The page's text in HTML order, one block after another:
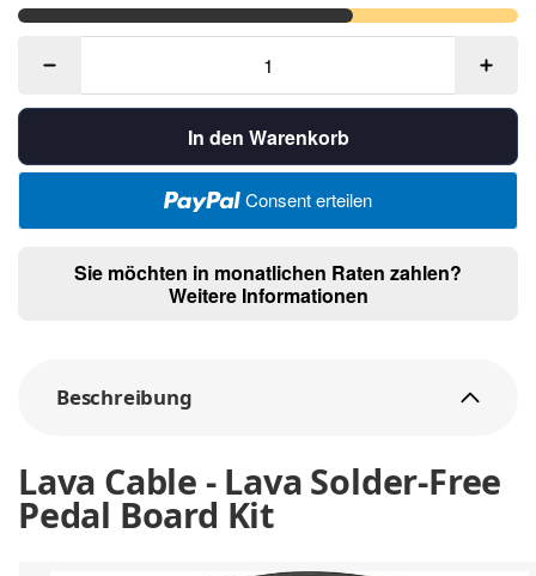
In den Warenkorb
Consent erteilen
Sie möchten in monatlichen Raten zahlen?
Weitere Informationen
Beschreibung
Lava Cable - Lava Solder-Free
Pedal Board Kit